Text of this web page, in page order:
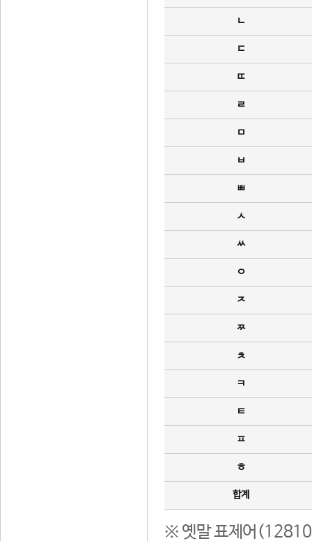
ㄴ
ㄷ
ㄸ
ㄹ
ㅁ
ㅂ
ㅃ
ㅅ
ㅆ
ㅇ
ㅈ
ㅉ
ㅊ
ㅋ
ㅌ
ㅍ
ㅎ
합계
※ 옛말 표제어(12810